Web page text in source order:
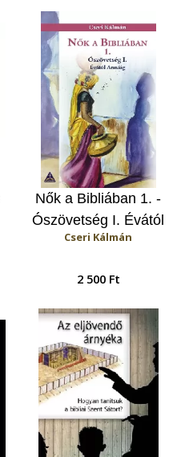
Nők a Bibliában 1. -
Ószövetség I. Évától
Annáig
Cseri Kálmán
2 500 Ft